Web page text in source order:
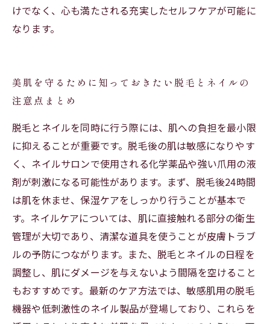
けでなく、心も満たされる充実したセルフケアが可能に
なります。
美肌を守るために知っておきたい脱毛とネイルの
注意点まとめ
脱毛とネイルを同時に行う際には、肌への負担を最小限
に抑えることが重要です。脱毛後の肌は敏感になりやす
く、ネイルサロンで使用される化学薬品や強い爪用の液
剤が刺激になる可能性があります。まず、脱毛後24時間
は肌を休ませ、保湿ケアをしっかり行うことが基本で
す。ネイルケアについては、肌に直接触れる部分の衛生
管理が大切であり、清潔な道具を使うことが皮膚トラブ
ルの予防につながります。また、脱毛とネイルの日程を
調整し、肌にダメージを与えないよう間隔を空けること
もおすすめです。最新のケア方法では、敏感肌用の脱毛
機器や低刺激性のネイル製品が登場しており、これらを